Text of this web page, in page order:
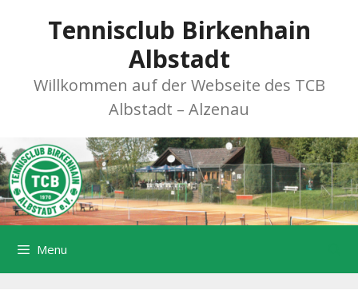
Tennisclub Birkenhain
Albstadt
Willkommen auf der Webseite des TCB
Albstadt – Alzenau
Menu